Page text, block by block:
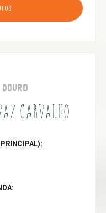
CARVALHO